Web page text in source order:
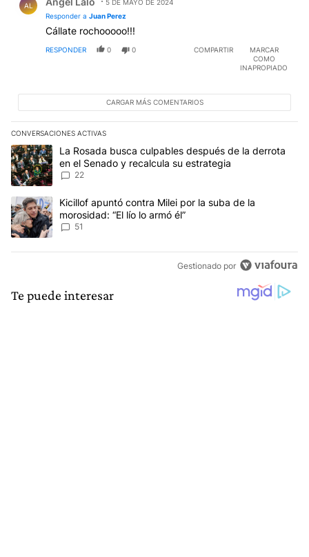
AL
5 DE MAYO DE 2024
Responder a Juan Perez
Cállate rochooooo!!!
RESPONDER 0 0 COMPARTIR
MARCAR
COMO
INAPROPIADO
CARGAR MÁS COMENTARIOS
CONVERSACIONES ACTIVAS
Este listado muestra los artículos con más comentarios en los
Un artículo de tendencia con el título "La Rosada busca
La Rosada busca culpables después de la derrota
en el Senado y recalcula su estrategia
22
Un artículo de tendencia con el título "Kicillof apuntó contra Milei
Kicillof apuntó contra Milei por la suba de la
morosidad: “El lío lo armó él”
51
Gestionado por